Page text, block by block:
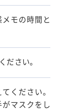
モの時間と
ださい。
ください。
マスクをし